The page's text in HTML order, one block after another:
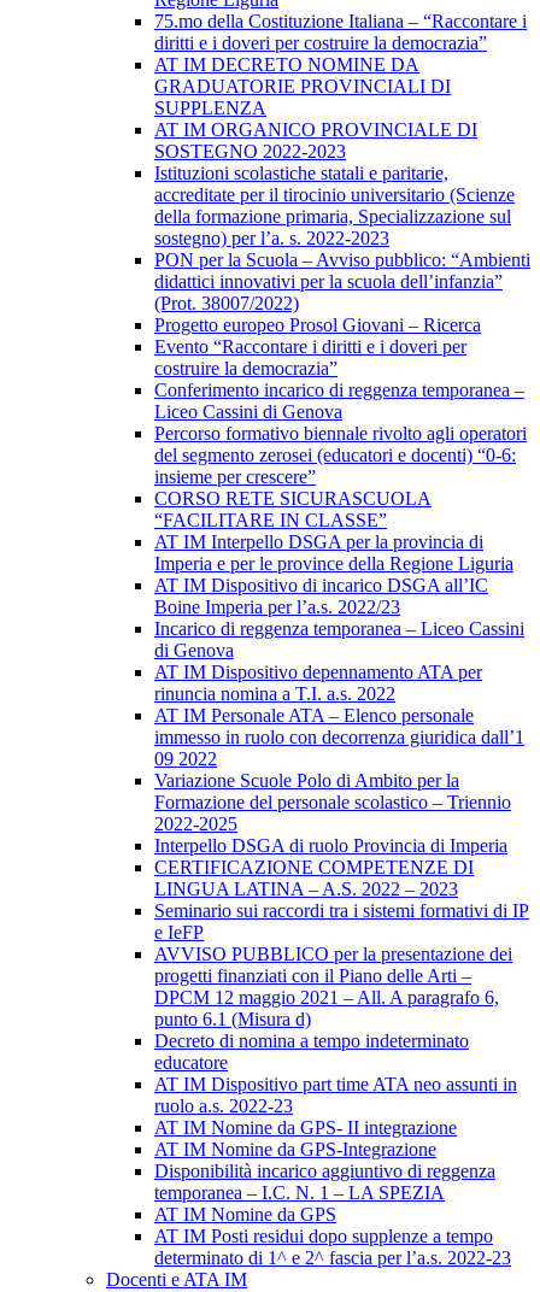
75.mo della Costituzione Italiana – “Raccontare i
diritti e i doveri per costruire la democrazia”
AT IM DECRETO NOMINE DA
GRADUATORIE PROVINCIALI DI
SUPPLENZA
AT IM ORGANICO PROVINCIALE DI
SOSTEGNO 2022-2023
Istituzioni scolastiche statali e paritarie,
accreditate per il tirocinio universitario (Scienze
della formazione primaria, Specializzazione sul
sostegno) per l’a. s. 2022-2023
PON per la Scuola – Avviso pubblico: “Ambienti
didattici innovativi per la scuola dell’infanzia”
(Prot. 38007/2022)
Progetto europeo Prosol Giovani – Ricerca
Evento “Raccontare i diritti e i doveri per
costruire la democrazia”
Conferimento incarico di reggenza temporanea –
Liceo Cassini di Genova
Percorso formativo biennale rivolto agli operatori
del segmento zerosei (educatori e docenti) “0-6:
insieme per crescere”
CORSO RETE SICURASCUOLA
“FACILITARE IN CLASSE”
AT IM Interpello DSGA per la provincia di
Imperia e per le province della Regione Liguria
AT IM Dispositivo di incarico DSGA all’IC
Boine Imperia per l’a.s. 2022/23
Incarico di reggenza temporanea – Liceo Cassini
di Genova
AT IM Dispositivo depennamento ATA per
rinuncia nomina a T.I. a.s. 2022
AT IM Personale ATA – Elenco personale
immesso in ruolo con decorrenza giuridica dall’1
09 2022
Variazione Scuole Polo di Ambito per la
Formazione del personale scolastico – Triennio
2022-2025
Interpello DSGA di ruolo Provincia di Imperia
CERTIFICAZIONE COMPETENZE DI
LINGUA LATINA – A.S. 2022 – 2023
Seminario sui raccordi tra i sistemi formativi di IP
e IeFP
AVVISO PUBBLICO per la presentazione dei
progetti finanziati con il Piano delle Arti –
DPCM 12 maggio 2021 – All. A paragrafo 6,
punto 6.1 (Misura d)
Decreto di nomina a tempo indeterminato
educatore
AT IM Dispositivo part time ATA neo assunti in
ruolo a.s. 2022-23
AT IM Nomine da GPS- II integrazione
AT IM Nomine da GPS-Integrazione
Disponibilità incarico aggiuntivo di reggenza
temporanea – I.C. N. 1 – LA SPEZIA
AT IM Nomine da GPS
AT IM Posti residui dopo supplenze a tempo
determinato di 1^ e 2^ fascia per l’a.s. 2022-23
Docenti e ATA IM